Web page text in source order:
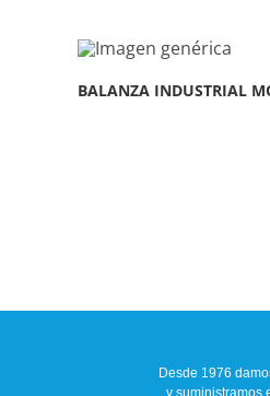
BALANZA INDUSTRIAL
Desde 1976